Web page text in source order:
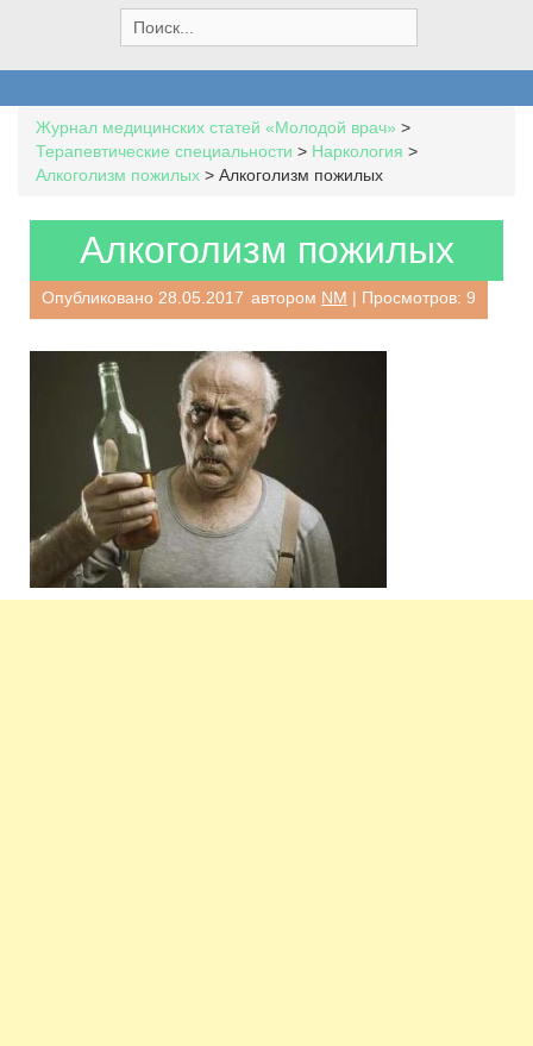
e
a
h
f
o
Журнал медицинских статей «Молодой врач» >
Терапевтические специальности > Наркология >
Алкоголизм пожилых > Алкоголизм пожилых
Алкоголизм пожилых
Опубликовано 28.05.2017 автором NM | Просмотров: 9